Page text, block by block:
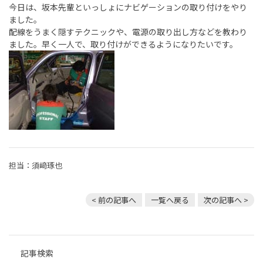
今日は、坂本先輩といっしょにナビゲーションの取り付けをやり
ました。
配線をうまく隠すテクニックや、電源の取り出し方などを教わり
ました。早く一人で、取り付けができるようになりたいです。
担当：須﨑琢也
< 前の記事へ 一覧へ戻る 次の記事へ >
記事検索